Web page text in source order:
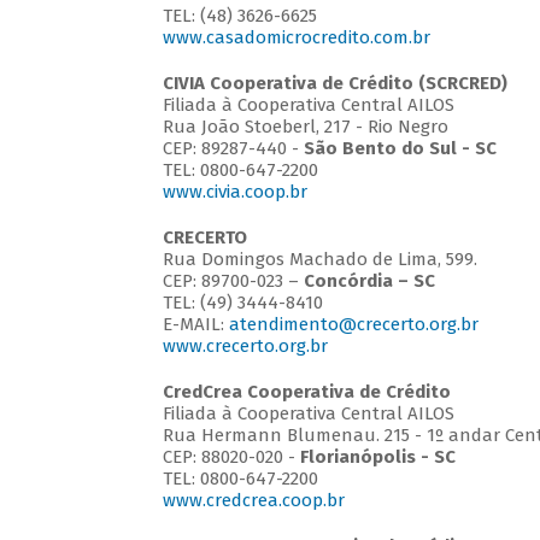
TEL: (48) 3626-6625
www.casadomicrocredito.com.br
CIVIA Cooperativa de Crédito (SCRCRED)
Filiada à Cooperativa Central AILOS
Rua João Stoeberl, 217 - Rio Negro
CEP: 89287-440 - São Bento do Sul - SC
TEL: 0800-647-2200
www.civia.coop.br
CRECERTO
Rua Domingos Machado de Lima, 599.
CEP: 89700-023 – Concórdia – SC
TEL: (49) 3444-8410
E-MAIL: atendimento@crecerto.org.br
www.crecerto.org.br
CredCrea Cooperativa de Crédito
Filiada à Cooperativa Central AILOS
Rua Hermann Blumenau. 215 - 1º andar
CEP: 88020-020 - Florianópolis - SC
TEL: 0800-647-2200
www.credcrea.coop.br